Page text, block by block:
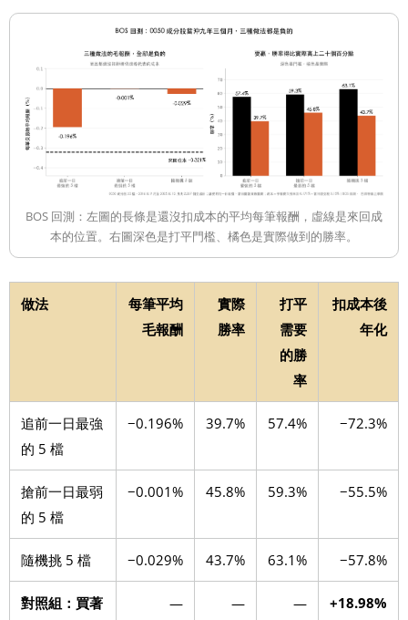
BOS 回測：左圖的長條是還沒扣成本的平均每筆報酬，虛線是來回成
本的位置。右圖深色是打平門檻、橘色是實際做到的勝率。
做法
每筆平均
毛報酬
實際
勝率
打平
需要
的勝
率
扣成本後
年化
追前一日最強
的 5 檔
−0.196% 39.7% 57.4% −72.3%
搶前一日最弱
的 5 檔
−0.001% 45.8% 59.3% −55.5%
隨機挑 5 檔 −0.029% 43.7% 63.1% −57.8%
對照組：買著
— — — +18.98%